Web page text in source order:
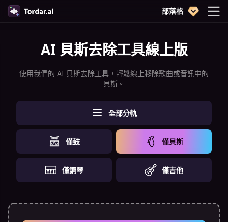
部落格
AI 貝斯去除工具線上版
使用我們的 AI 貝斯去除工具，輕鬆線上移除歌曲或音訊中的
貝斯。
全部分軌
僅鼓 僅貝斯
僅鋼琴 僅吉他